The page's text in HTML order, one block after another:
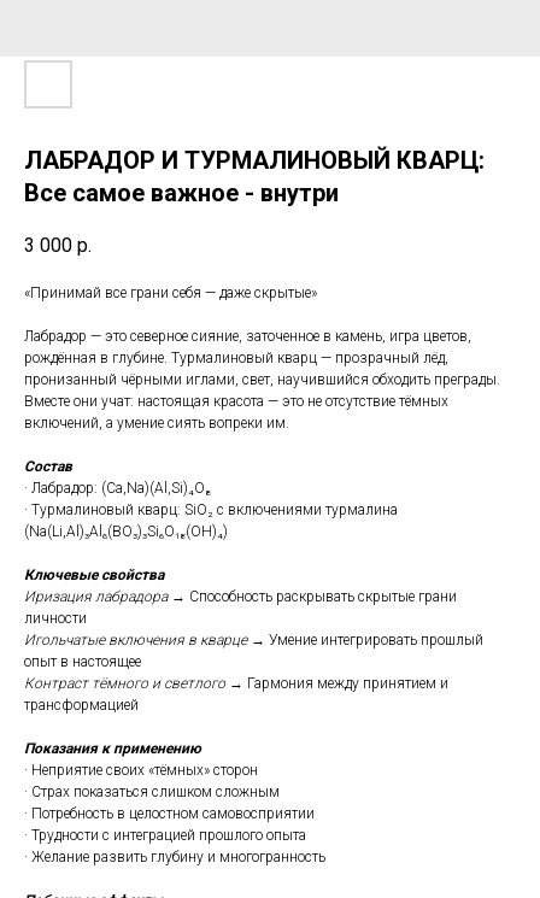
ЛАБРАДОР И ТУРМАЛИНОВЫЙ КВАРЦ:
Все самое важное - внутри
3 000 р.
«Принимай все грани себя — даже скрытые»
Лабрадор — это северное сияние, заточенное в камень, игра цветов,
рождённая в глубине. Турмалиновый кварц — прозрачный лёд,
пронизанный чёрными иглами, свет, научившийся обходить преграды.
Вместе они учат: настоящая красота — это не отсутствие тёмных
включений, а умение сиять вопреки им.
Состав
· Лабрадор: (Ca,Na)(Al,Si)₄O₈
· Турмалиновый кварц: SiO₂ с включениями турмалина
(Na(Li,Al)₃Al₆(BO₃)₃Si₆O₁₈(OH)₄)
Ключевые свойства
Иризация лабрадора→ Способность раскрывать скрытые грани
личности
Игольчатые включения в кварце→ Умение интегрировать прошлый
опыт в настоящее
Контраст тёмного и светлого → Гармония между принятием и
трансформацией
Показания к применению
· Неприятие своих «тёмных» сторон
· Страх показаться слишком сложным
· Потребность в целостном самовосприятии
· Трудности с интеграцией прошлого опыта
· Желание развить глубину и многогранность